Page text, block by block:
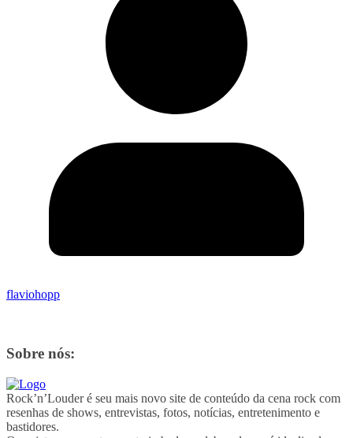
flaviohopp
Sobre nós:
Rock’n’Louder é seu mais novo site de conteúdo da cena rock com
resenhas de shows, entrevistas, fotos, notícias, entretenimento e
bastidores.